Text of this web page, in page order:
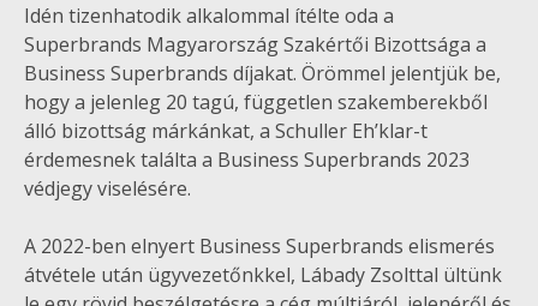
Idén tizenhatodik alkalommal ítélte oda a
Superbrands Magyarország Szakértői Bizottsága a
Business Superbrands díjakat. Örömmel jelentjük be,
hogy a jelenleg 20 tagú, független szakemberekből
álló bizottság márkánkat, a Schuller Eh’klar-t
érdemesnek találta a Business Superbrands 2023
védjegy viselésére.
A 2022-ben elnyert Business Superbrands elismerés
átvétele után ügyvezetőnkkel, Lábady Zsolttal ültünk